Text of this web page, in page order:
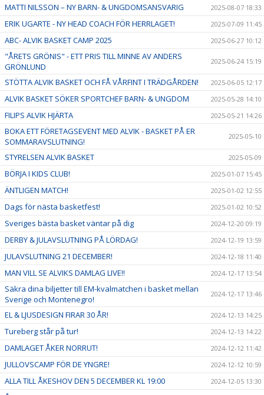
MATTI NILSSON – NY BARN- & UNGDOMSANSVARIG 2025-08-07 18:33
ERIK UGARTE - NY HEAD COACH FÖR HERRLAGET! 2025-07-09 11:45
ABC- ALVIK BASKET CAMP 2025 2025-06-27 10:12
"ÅRETS GRÖNIS" - ETT PRIS TILL MINNE AV ANDERS
GRÖNLUND
2025-06-24 15:19
STÖTTA ALVIK BASKET OCH FÅ VÅRFINT I TRÄDGÅRDEN! 2025-06-05 12:17
ALVIK BASKET SÖKER SPORTCHEF BARN- & UNGDOM 2025-05-28 14:10
FILIPS ALVIK HJÄRTA 2025-05-21 14:26
BOKA ETT FÖRETAGSEVENT MED ALVIK - BASKET PÅ ER
SOMMARAVSLUTNING!
2025-05-10
STYRELSEN ALVIK BASKET 2025-05-09
BÖRJA I KIDS CLUB! 2025-01-07 15:45
ÄNTLIGEN MATCH! 2025-01-02 12:55
Dags för nästa basketfest! 2025-01-02 10:52
Sveriges bästa basket väntar på dig 2024-12-20 09:19
DERBY & JULAVSLUTNING PÅ LÖRDAG! 2024-12-19 13:59
JULAVSLUTNING 21 DECEMBER! 2024-12-18 11:40
MAN VILL SE ALVIKS DAMLAG LIVE!! 2024-12-17 13:54
Säkra dina biljetter till EM-kvalmatchen i basket mellan
Sverige och Montenegro!
2024-12-17 13:46
EL & LJUSDESIGN FIRAR 30 ÅR! 2024-12-13 14:25
Tureberg står på tur! 2024-12-13 14:22
DAMLAGET ÅKER NORRUT! 2024-12-12 11:42
JULLOVSCAMP FÖR DE YNGRE! 2024-12-12 10:59
ALLA TILL ÅKESHOV DEN 5 DECEMBER KL 19:00 2024-12-05 13:30